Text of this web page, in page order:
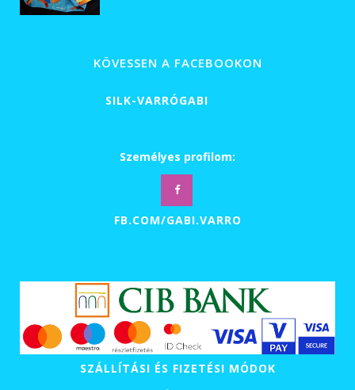
39
KÖVESSEN A FACEBOOKON
SILK-VARRÓGABI
Személyes profilom:
FB.COM/GABI.VARRO
SZÁLLÍTÁSI ÉS FIZETÉSI MÓDOK